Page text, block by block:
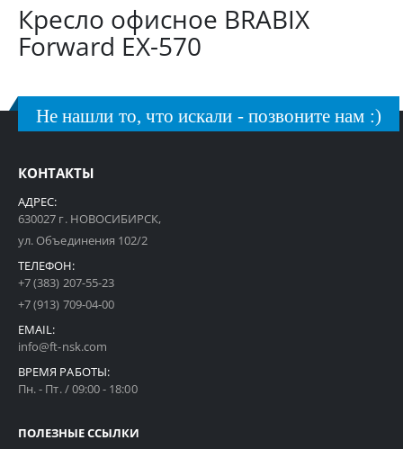
Кресло офисное BRABIX
Forward EX-570
Не нашли то, что искали - позвоните нам :)
КОНТАКТЫ
АДРЕС:
630027 г. НОВОСИБИРСК,
ул. Объединения 102/2
ТЕЛЕФОН:
+7 (383) 207-55-23
+7 (913) 709-04-00
EMAIL:
info@ft-nsk.com
ВРЕМЯ РАБОТЫ:
Пн. - Пт. / 09:00 - 18:00
ПОЛЕЗНЫЕ ССЫЛКИ